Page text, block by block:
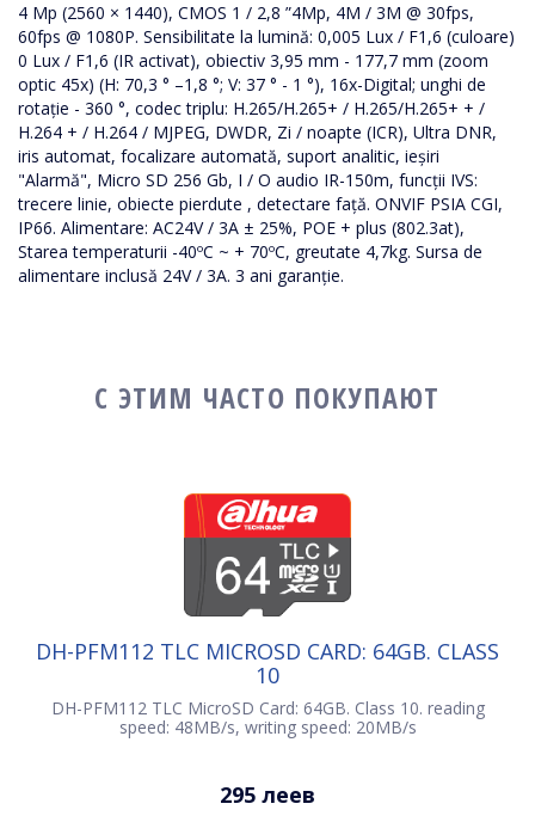
4 Mp (2560 × 1440), CMOS 1 / 2,8 ”4Mp, 4M / 3M @ 30fps,
60fps @ 1080P. Sensibilitate la lumină: 0,005 Lux / F1,6 (culoare)
0 Lux / F1,6 (IR activat), obiectiv 3,95 mm - 177,7 mm (zoom
optic 45x) (H: 70,3 ° –1,8 °; V: 37 ° - 1 °), 16x-Digital; unghi de
rotație - 360 °, codec triplu: H.265/H.265+ / H.265/H.265+ + /
H.264 + / H.264 / MJPEG, DWDR, Zi / noapte (ICR), Ultra DNR,
iris automat, focalizare automată, suport analitic, ieșiri
"Alarmă", Micro SD 256 Gb, I / O audio IR-150m, funcții IVS:
trecere linie, obiecte pierdute , detectare față. ONVIF PSIA CGI,
IP66. Alimentare: AC24V / 3A ± 25%, POE + plus (802.3at),
Starea temperaturii -40ºC ~ + 70ºC, greutate 4,7kg. Sursa de
alimentare inclusă 24V / 3A. 3 ani garanție.
С ЭТИМ ЧАСТО ПОКУПАЮТ
DH-PFM112 TLC MICROSD CARD: 64GB. CLASS
10
DH-PFM112 TLC MicroSD Card: 64GB. Class 10. reading
speed: 48MB/s, writing speed: 20MB/s
295 леев